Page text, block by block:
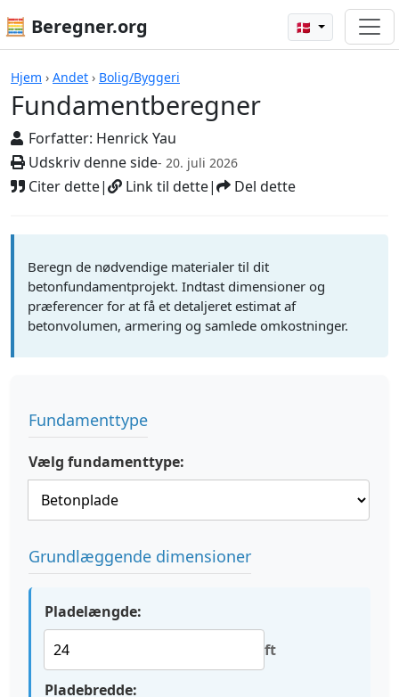
🧮 Beregner.org 🇩🇰
Hjem › Andet › Bolig/Byggeri
Fundamentberegner
Forfatter: Henrick Yau
Udskriv denne side- 20. juli 2026
Citer dette| Link til dette| Del dette
Beregnere
Beregn de nødvendige materialer til dit
betonfundamentprojekt. Indtast dimensioner og
præferencer for at få et detaljeret estimat af
betonvolumen, armering og samlede omkostninger.
Fundamenttype
Vælg fundamenttype:
Grundlæggende dimensioner
Pladelængde:
ft
Pladebredde: